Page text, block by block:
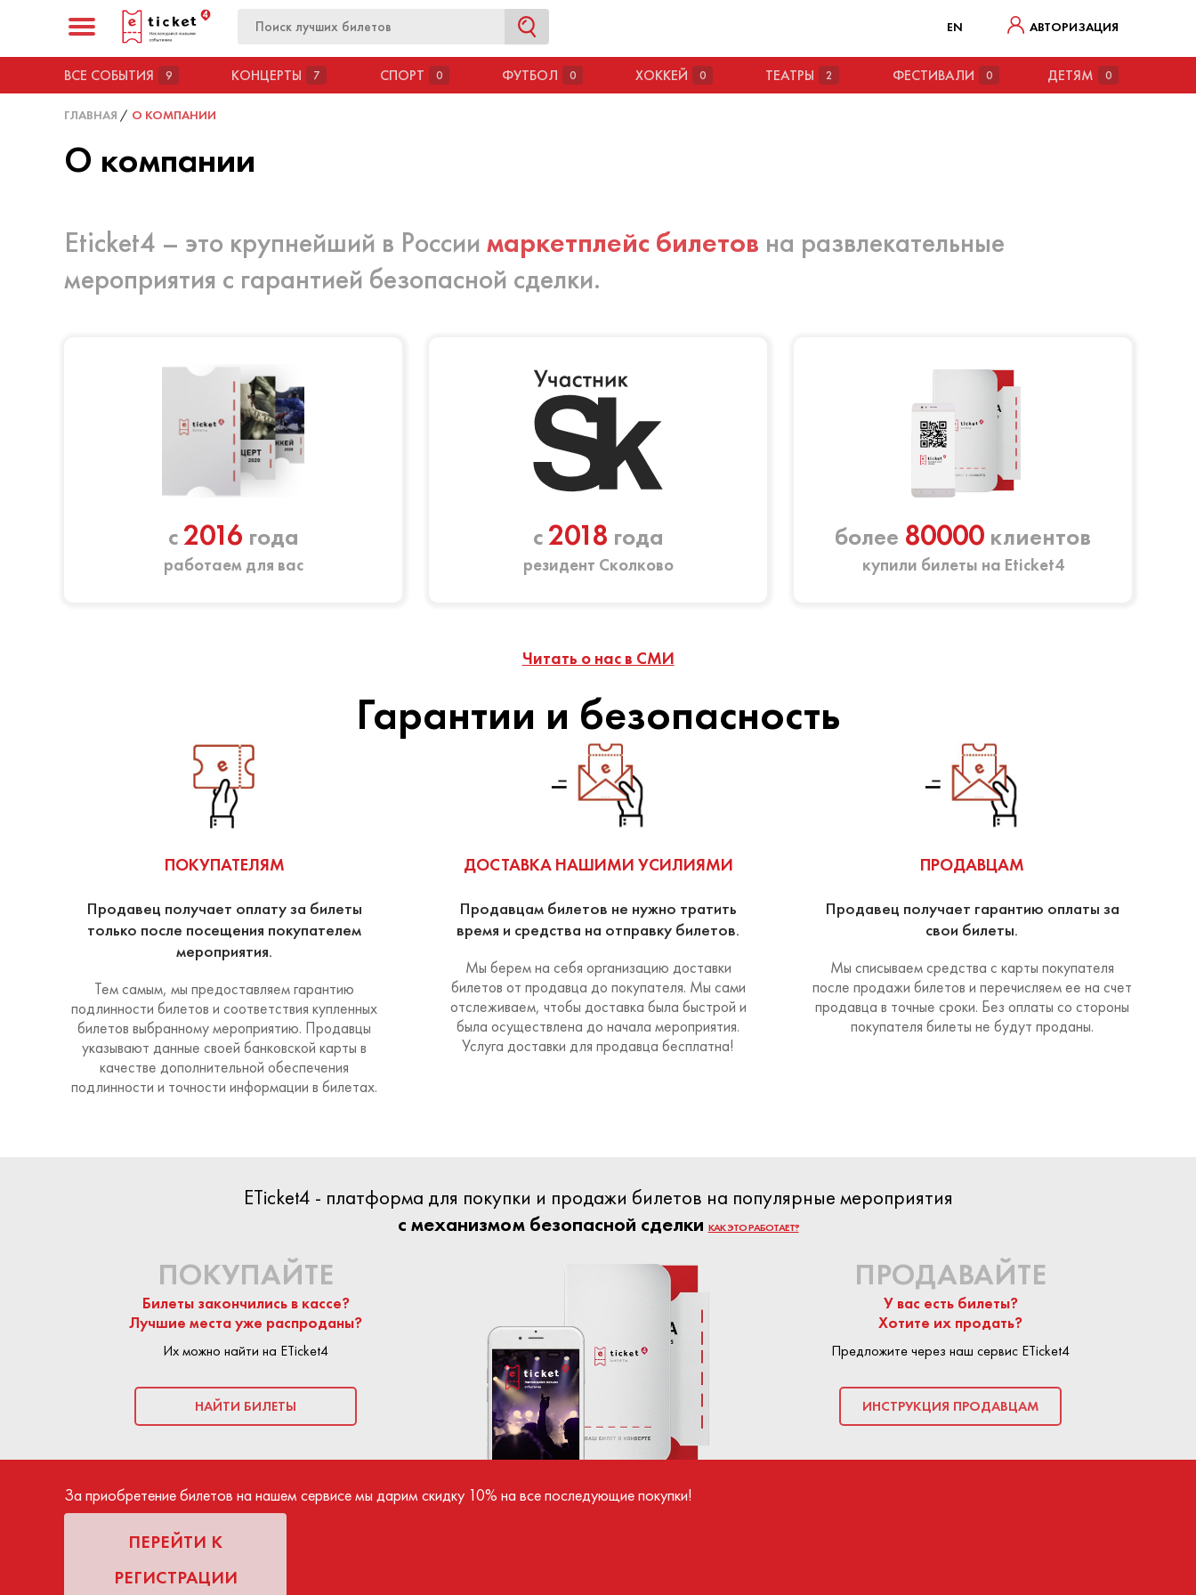
EN АВТОРИЗАЦИЯ
ВСЕ СОБЫТИЯ 9 КОНЦЕРТЫ 7 СПОРТ 0 ФУТБОЛ 0 ХОККЕЙ 0 ТЕАТРЫ 2 ФЕСТИВАЛИ 0 ДЕТЯМ 0
ГЛАВНАЯ О КОМПАНИИ
О компании
Eticket4 – это крупнейший в России маркетплейс билетов на развлекательные
мероприятия с гарантией безопасной сделки.
с 2016 года
работаем для вас
с 2018 года
резидент Сколково
более 80000 клиентов
купили билеты на Eticket4
Читать о нас в СМИ
Гарантии и безопасность
ПОКУПАТЕЛЯМ
Продавец получает оплату за билеты
только после посещения покупателем
мероприятия.
Тем самым, мы предоставляем гарантию
подлинности билетов и соответствия купленных
билетов выбранному мероприятию. Продавцы
указывают данные своей банковской карты в
качестве дополнительной обеспечения
подлинности и точности информации в билетах.
ДОСТАВКА НАШИМИ УСИЛИЯМИ
Продавцам билетов не нужно тратить
время и средства на отправку билетов.
Мы берем на себя организацию доставки
билетов от продавца до покупателя. Мы сами
отслеживаем, чтобы доставка была быстрой и
была осуществлена до начала мероприятия.
Услуга доставки для продавца бесплатна!
ПРОДАВЦАМ
Продавец получает гарантию оплаты за
свои билеты.
Мы списываем средства с карты покупателя
после продажи билетов и перечисляем ее на счет
продавца в точные сроки. Без оплаты со стороны
покупателя билеты не будут проданы.
ETicket4 - платформа для покупки и продажи билетов на популярные мероприятия
с механизмом безопасной сделки КАК ЭТО РАБОТАЕТ?
ПОКУПАЙТЕ
Билеты закончились в кассе?
Лучшие места уже распроданы?
Их можно найти на ETicket4
НАЙТИ БИЛЕТЫ
ПРОДАВАЙТЕ
У вас есть билеты?
Хотите их продать?
Предложите через наш сервис ETicket4
ИНСТРУКЦИЯ ПРОДАВЦАМ
За приобретение билетов на нашем сервисе мы дарим скидку 10% на все последующие покупки!
ПЕРЕЙТИ К
РЕГИСТРАЦИИ